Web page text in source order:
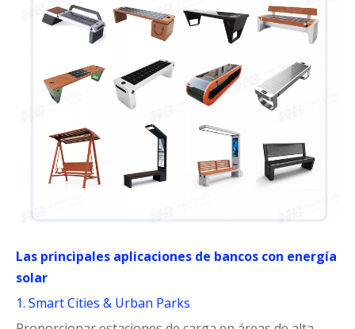
Las principales aplicaciones de bancos con energía
solar
1. Smart Cities & Urban Parks